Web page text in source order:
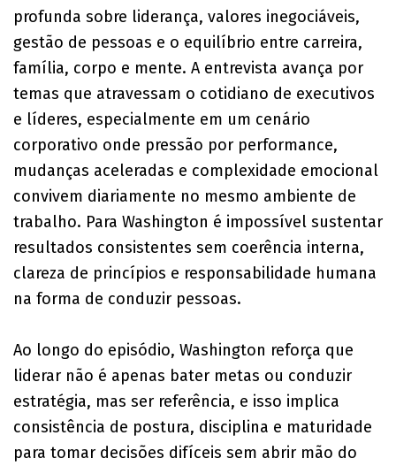
profunda sobre liderança, valores inegociáveis,
gestão de pessoas e o equilíbrio entre carreira,
família, corpo e mente. A entrevista avança por
temas que atravessam o cotidiano de executivos
e líderes, especialmente em um cenário
corporativo onde pressão por performance,
mudanças aceleradas e complexidade emocional
convivem diariamente no mesmo ambiente de
trabalho. Para Washington é impossível sustentar
resultados consistentes sem coerência interna,
clareza de princípios e responsabilidade humana
na forma de conduzir pessoas.
Ao longo do episódio, Washington reforça que
liderar não é apenas bater metas ou conduzir
estratégia, mas ser referência, e isso implica
consistência de postura, disciplina e maturidade
para tomar decisões difíceis sem abrir mão do